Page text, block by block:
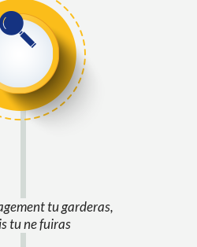
tu garderas,
tu ne fuiras